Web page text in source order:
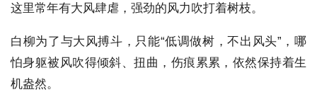
这里常年有大风肆虐，强劲的风力吹打着树枝。
白柳为了与大风搏斗，只能“低调做树，不出风头”，哪
怕身躯被风吹得倾斜、扭曲，伤痕累累，依然保持着生
机盎然。